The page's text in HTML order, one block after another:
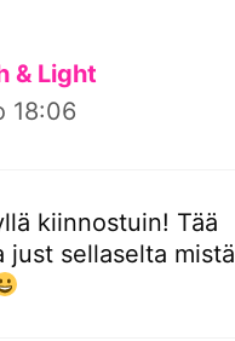
& Light
18:06
kiinnostuin! Tää
just sellaselta mistä